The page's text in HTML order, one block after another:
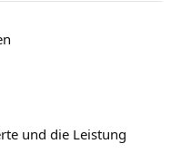
und die Leistung